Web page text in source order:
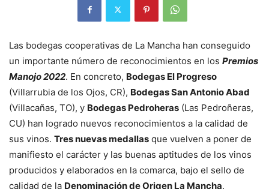
Las bodegas cooperativas de La Mancha han conseguido
un importante número de reconocimientos en los Premios
Manojo 2022. En concreto, Bodegas El Progreso
(Villarrubia de los Ojos, CR), Bodegas San Antonio Abad
(Villacañas, TO), y Bodegas Pedroheras (Las Pedroñeras,
CU) han logrado nuevos reconocimientos a la calidad de
sus vinos. Tres nuevas medallas que vuelven a poner de
manifiesto el carácter y las buenas aptitudes de los vinos
producidos y elaborados en la comarca, bajo el sello de
calidad de la Denominación de Origen La Mancha.